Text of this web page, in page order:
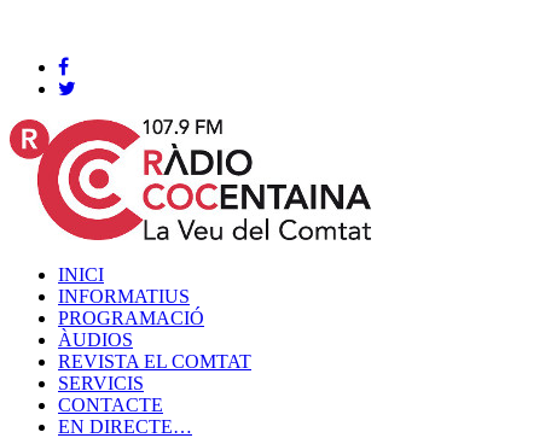
INICI
INFORMATIUS
PROGRAMACIÓ
ÀUDIOS
REVISTA EL COMTAT
SERVICIS
CONTACTE
EN DIRECTE…